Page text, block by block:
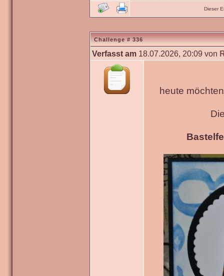
Dieser
Challenge # 336
Verfasst am 18.07.2026, 20:09 von
heute